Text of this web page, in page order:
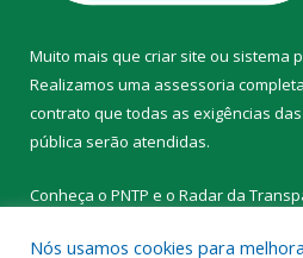
Muito mais que criar site ou sistema
Realizamos uma assessoria
contrato que todas as exigências das
pública serão atendidas.
Conheça o PNTP e o Radar da
Nós usamos cookies para